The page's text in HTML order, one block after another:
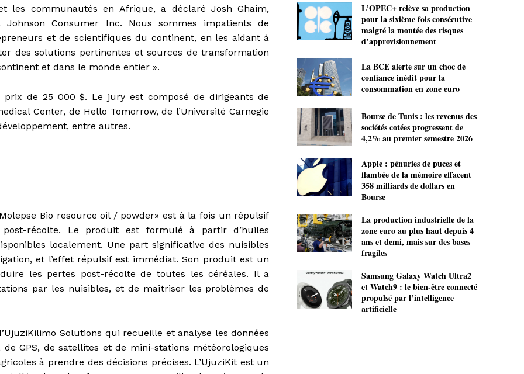
les communautés en Afrique, a déclaré Josh Ghaim,
Consumer Inc. Nous sommes impatients de
et de scientifiques du continent, en les aidant à
des solutions pertinentes et sources de transformation
et dans le monde entier ».
de 25 000 $. Le jury est composé de dirigeants de
Center, de Hello Tomorrow, de l’Université Carnegie
entre autres.
Bio resource oil / powder» est à la fois un répulsif
récolte. Le produit est formulé à partir d’huiles
localement. Une part significative des nuisibles
et l’effet répulsif est immédiat. Son produit est un
les pertes post-récolte de toutes les céréales. Il a
par les nuisibles, et de maîtriser les problèmes de
Solutions qui recueille et analyse les données
GPS, de satellites et de mini-stations météorologiques
à prendre des décisions précises. L’UjuziKit est un
L’OPEC+ relève sa production
pour la sixième fois consécutive
malgré la montée des risques
d’approvisionnement
La BCE alerte sur un choc de
confiance inédit pour la
consommation en zone euro
Bourse de Tunis : les revenus des
sociétés cotées progressent de
4,2% au premier semestre 2026
Apple : pénuries de puces et
flambée de la mémoire effacent
358 milliards de dollars en
Bourse
La production industrielle de la
zone euro au plus haut depuis 4
ans et demi, mais sur des bases
fragiles
Samsung Galaxy Watch Ultra2
et Watch9 : le bien-être connecté
propulsé par l’intelligence
artificielle